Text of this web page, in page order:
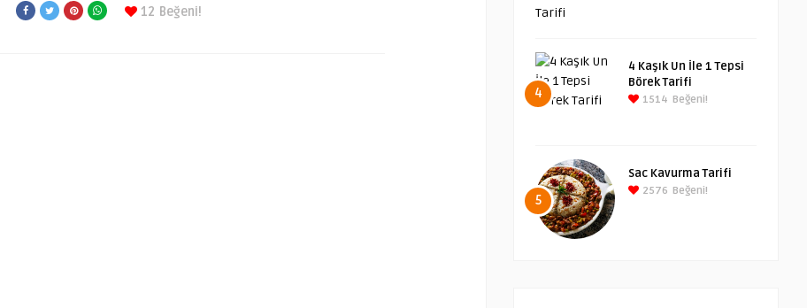
12 Beğeni!
4
4 Kaşık Un İle 1 Tepsi
Börek Tarifi
1514 Beğeni!
5
Sac Kavurma Tarifi
2576 Beğeni!